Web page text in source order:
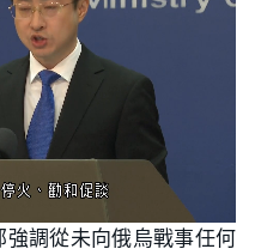
強調從未向俄烏戰事任何